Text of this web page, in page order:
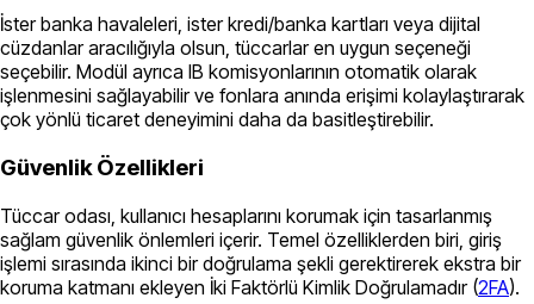
İster banka havaleleri, ister kredi/banka kartları veya dijital
cüzdanlar aracılığıyla olsun, tüccarlar en uygun seçeneği
seçebilir. Modül ayrıca IB komisyonlarının otomatik olarak
işlenmesini sağlayabilir ve fonlara anında erişimi kolaylaştırarak
çok yönlü ticaret deneyimini daha da basitleştirebilir.
Güvenlik Özellikleri
Tüccar odası, kullanıcı hesaplarını korumak için tasarlanmış
sağlam güvenlik önlemleri içerir. Temel özelliklerden biri, giriş
işlemi sırasında ikinci bir doğrulama şekli gerektirerek ekstra bir
koruma katmanı ekleyen İki Faktörlü Kimlik Doğrulamadır (2FA).